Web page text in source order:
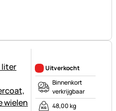
Uitverkocht
Binnenkort
verkrijgbaar
48,00 kg